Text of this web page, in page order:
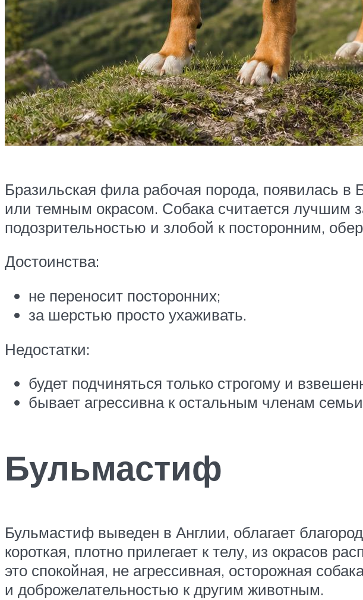
Бразильская фила рабочая порода, появилась
или темным окрасом. Собака считается лучшим
подозрительностью и злобой к посторонним,
Достоинства:
не переносит посторонних;
за шерстью просто ухаживать.
Недостатки:
будет подчиняться только строгому и
бывает агрессивна к остальным членам
Бульмастиф
Бульмастиф выведен в Англии, облагает
короткая, плотно прилегает к телу, из окрасов
это спокойная, не агрессивная, осторожная
и доброжелательностью к другим животным.